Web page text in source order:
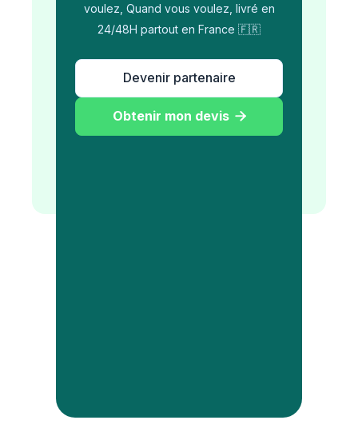
voulez, Quand vous voulez, livré en
24/48H partout en France 🇫🇷
Devenir partenaire
Obtenir mon devis 